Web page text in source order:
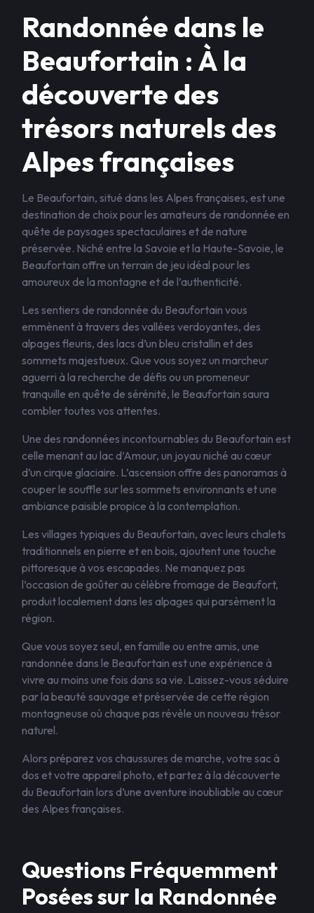
Randonnée dans le
Beaufortain : À la
découverte des
trésors naturels des
Alpes françaises
Le Beaufortain, situé dans les Alpes françaises, est une
destination de choix pour les amateurs de randonnée en
quête de paysages spectaculaires et de nature
préservée. Niché entre la Savoie et la Haute-Savoie, le
Beaufortain offre un terrain de jeu idéal pour les
amoureux de la montagne et de l’authenticité.
Les sentiers de randonnée du Beaufortain vous
emmènent à travers des vallées verdoyantes, des
alpages fleuris, des lacs d’un bleu cristallin et des
sommets majestueux. Que vous soyez un marcheur
aguerri à la recherche de défis ou un promeneur
tranquille en quête de sérénité, le Beaufortain saura
combler toutes vos attentes.
Une des randonnées incontournables du Beaufortain est
celle menant au lac d’Amour, un joyau niché au cœur
d’un cirque glaciaire. L’ascension offre des panoramas à
couper le souffle sur les sommets environnants et une
ambiance paisible propice à la contemplation.
Les villages typiques du Beaufortain, avec leurs chalets
traditionnels en pierre et en bois, ajoutent une touche
pittoresque à vos escapades. Ne manquez pas
l’occasion de goûter au célèbre fromage de Beaufort,
produit localement dans les alpages qui parsèment la
région.
Que vous soyez seul, en famille ou entre amis, une
randonnée dans le Beaufortain est une expérience à
vivre au moins une fois dans sa vie. Laissez-vous séduire
par la beauté sauvage et préservée de cette région
montagneuse où chaque pas révèle un nouveau trésor
naturel.
Alors préparez vos chaussures de marche, votre sac à
dos et votre appareil photo, et partez à la découverte
du Beaufortain lors d’une aventure inoubliable au cœur
des Alpes françaises.
Questions Fréquemment
Posées sur la Randonnée